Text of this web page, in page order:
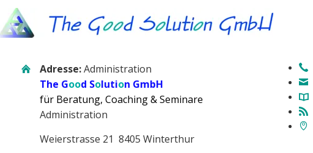
Adresse:Administration
The Good Solution GmbH
für Beratung, Coaching & Seminare
Administration
Weierstrasse 21 8405 Winterthur